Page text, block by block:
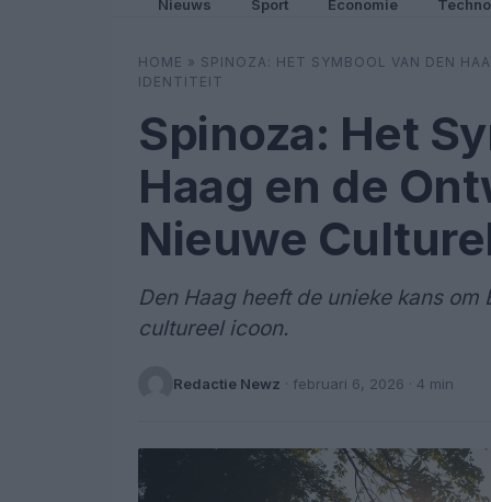
Nieuws Sport Economie
HOME » SPINOZA: HET SYMBOOL VAN DEN
IDENTITEIT
Spinoza: Het
Haag en de
Nieuwe
Den Haag heeft de unieke kans
cultureel icoon.
Redactie Newz · februari 6, 2026 · 4 min